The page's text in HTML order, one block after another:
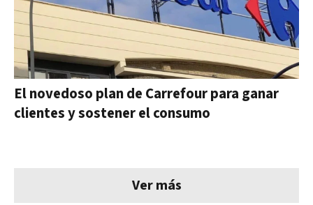
El novedoso plan de Carrefour para ganar
clientes y sostener el consumo
Ver más